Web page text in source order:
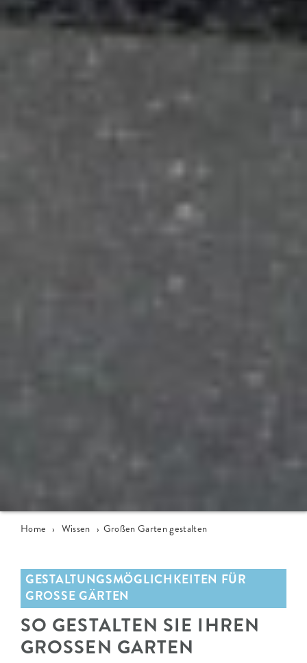
Home › Wissen › Großen Garten gestalten
GESTALTUNGSMÖGLICHKEITEN FÜR
GROSSE GÄRTEN
SO GESTALTEN SIE IHREN
GROSSEN GARTEN